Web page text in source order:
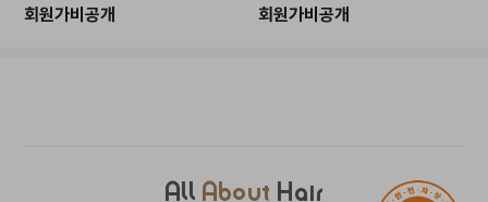
/ 추가결제 진행
회원가비공개
가결제 진행
회원가비공개
All About Hair